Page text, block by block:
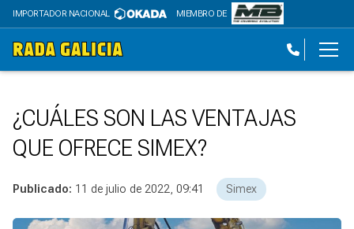
IMPORTADOR NACIONAL MIEMBRO DE
¿CUÁLES SON LAS VENTAJAS
QUE OFRECE SIMEX?
Publicado: 11 de julio de 2022, 09:41 Simex